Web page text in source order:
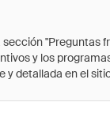
y los
detallada en el